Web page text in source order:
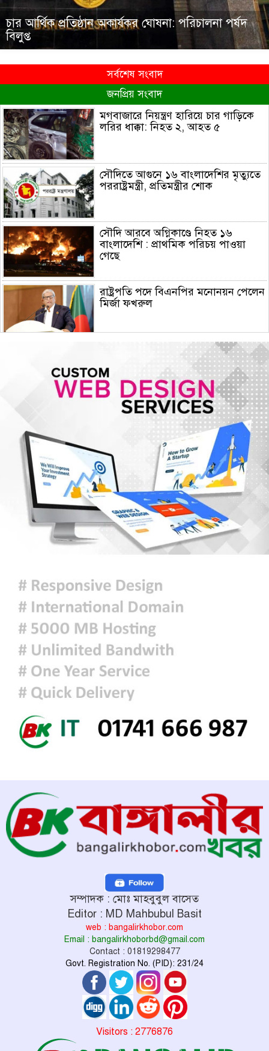
চার আর্থিক প্রতিষ্ঠান অকার্যকর ঘোষনা: পরিচালনা পর্ষদ
বিলুপ্ত
সর্বশেষ সংবাদ
জনপ্রিয় সংবাদ
মগবাজারে নিয়ন্ত্রণ হারিয়ে চার গাড়িকে
লরির ধাক্কা: নিহত ২, আহত ৫
সৌদিতে আগুনে ১৬ বাংলাদেশির মৃত্যুতে
পররাষ্ট্রমন্ত্রী, প্রতিমন্ত্রীর শোক
সৌদি আরবে অগ্নিকাণ্ডে নিহত ১৬
বাংলাদেশি : প্রাথমিক পরিচয় পাওয়া
গেছে
রাষ্ট্রপতি পদে বিএনপির মনোনয়ন পেলেন
মির্জা ফখরুল
ট্রাম্পের ১৫ দফা পরিকল্পনা প্রত্যাখ্যান
চার আর্থিক প্রতিষ্ঠান অকার্যকর ঘোষনা:
পরিচালনা পর্ষদ বিলুপ্ত
এসএসসি-সমমান পরীক্ষার ফল প্রকাশ,
পাসের হার ৬২.২৫ শতাংশ
ঢাকার আকাশ আংশিক মেঘলা থাকতে
পারে, বৃষ্টিপাতের পাশাপাশি দিনের
তাপমাত্রা সামান্য বাড়তে পারে
আজকের রাশিফল
বিভ্রান্তকারীদের ব্যাপারে সতর্ক থাকুন :
প্রধানমন্ত্রী
সম্পাদক : মোঃ মাহবুবুল বাসেত
Editor : MD Mahbubul Basit
web : bangalirkhobor.com
Email : bangalirkhoborbd@gmail.com
Contact : 01819298477
Govt. Registration No. (PID): 231/24
Visitors : 2776876